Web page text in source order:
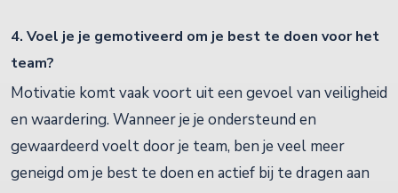
4. Voel je je gemotiveerd om je best te doen voor het
team?
Motivatie komt vaak voort uit een gevoel van veiligheid
en waardering. Wanneer je je ondersteund en
gewaardeerd voelt door je team, ben je veel meer
geneigd om je best te doen en actief bij te dragen aan